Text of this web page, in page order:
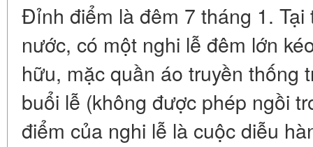
Đỉnh điểm là đêm 7 tháng 1.
nước, có một nghi lễ đêm lớn
hữu, mặc quần áo truyền thống
buổi lễ (không được phép ngồi
điểm của nghi lễ là cuộc diễu